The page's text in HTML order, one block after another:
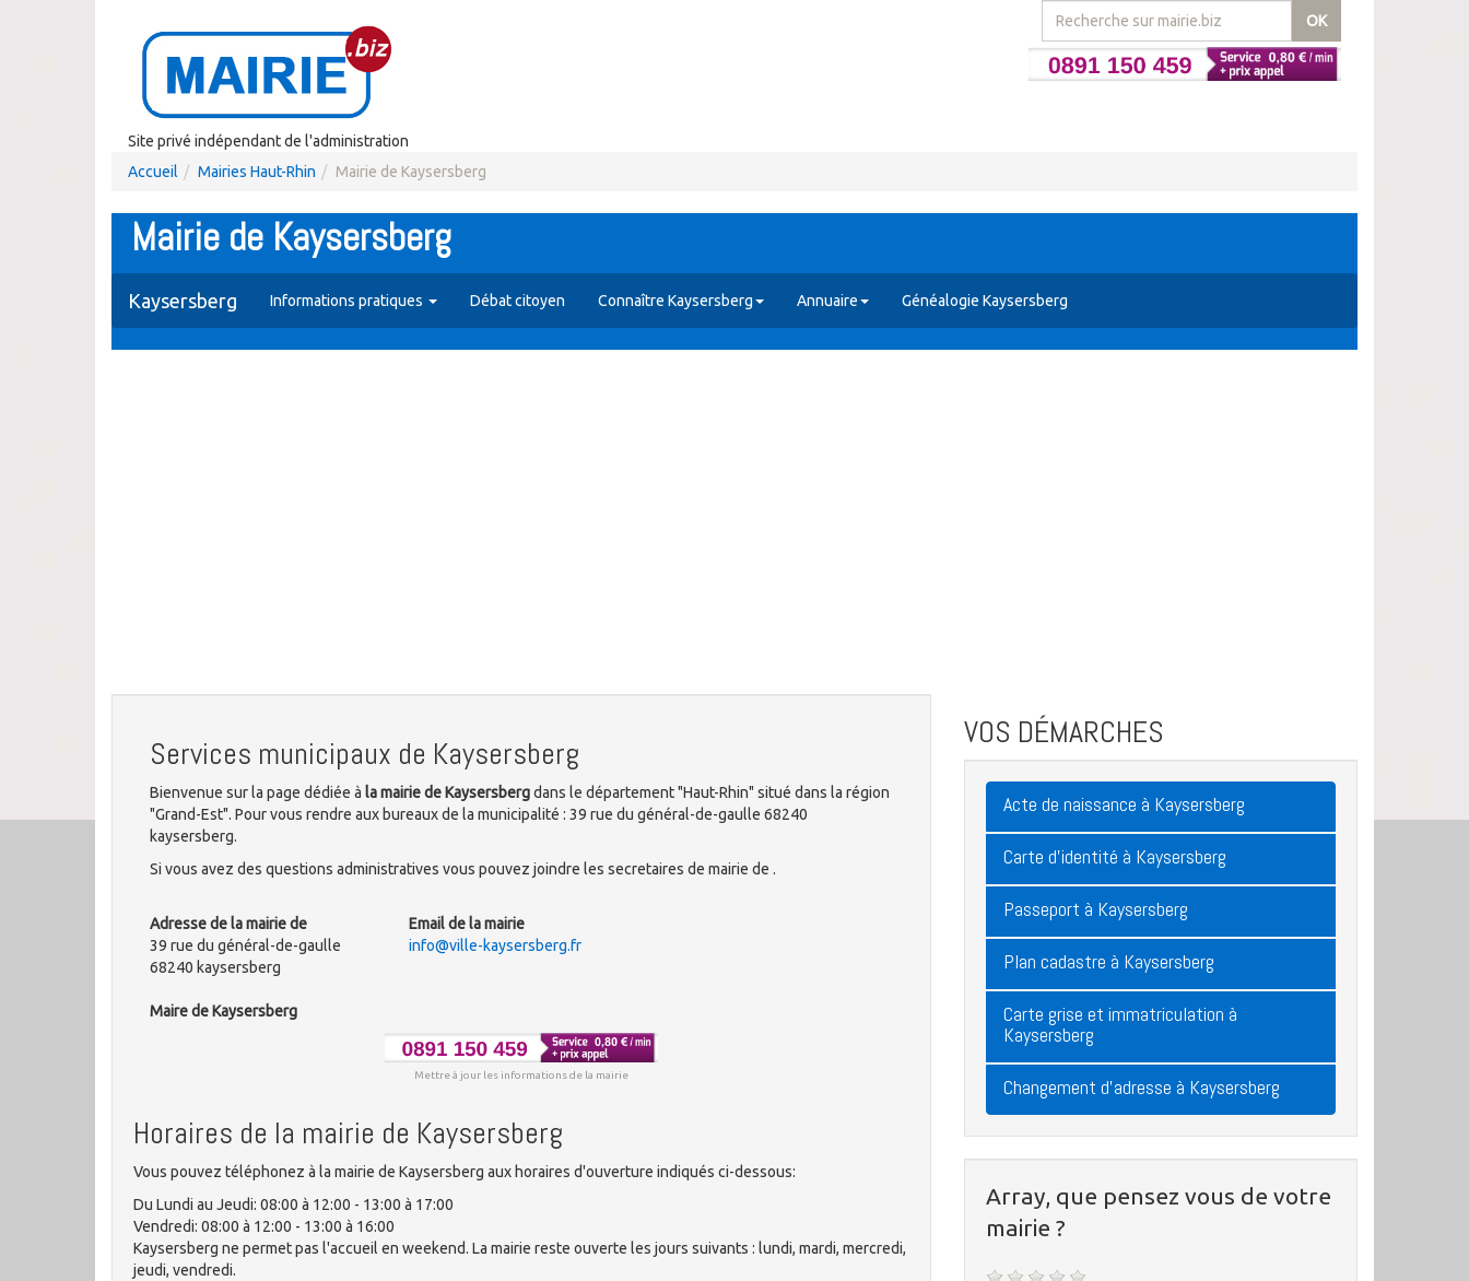
OK
Site privé indépendant de l'administration
Accueil
Mairies Haut-Rhin Mairie de Kaysersberg
Mairie de Kaysersberg
Kaysersberg Informations pratiques Débat citoyen Connaître Kaysersberg Annuaire Généalogie Kaysersberg
Services municipaux de Kaysersberg
Bienvenue sur la page dédiée à la mairie de Kaysersbergdans le département "Haut-Rhin" situé dans la région
"Grand-Est". Pour vous rendre aux bureaux de la municipalité : 39 rue du général-de-gaulle 68240
kaysersberg.
Si vous avez des questions administratives vous pouvez joindre les secretaires de mairie de .
Adresse de la mairie de
39 rue du général-de-gaulle
68240 kaysersberg
Maire de Kaysersberg
Email de la mairie
info@ville-kaysersberg.fr
Mettre à jour les informations de la mairie
Horaires de la mairie de Kaysersberg
Vous pouvez téléphonez à la mairie de Kaysersberg aux horaires d'ouverture indiqués ci-dessous:
Du Lundi au Jeudi: 08:00 à 12:00 - 13:00 à 17:00
Vendredi: 08:00 à 12:00 - 13:00 à 16:00
Kaysersberg ne permet pas l'accueil en weekend. La mairie reste ouverte les jours suivants : lundi, mardi, mercredi,
jeudi, vendredi.
VOS DÉMARCHES
Acte de naissance à Kaysersberg
Carte d'identité à Kaysersberg
Passeport à Kaysersberg
Plan cadastre à Kaysersberg
Carte grise et immatriculation à
Kaysersberg
Changement d'adresse à Kaysersberg
Array, que pensez vous de votre
mairie ?